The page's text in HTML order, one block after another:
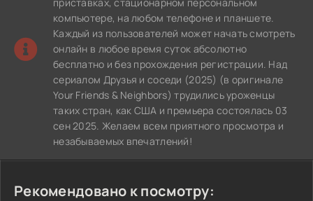
компьютере, на любом телефоне и планшете.
Каждый из пользователей может начать смотреть
онлайн в любое время суток абсолютно
бесплатно и без прохождения регистрации. Над
сериалом Друзья и соседи (2025) (в оригинале
Your Friends & Neighbors) трудились уроженцы
таких стран, как США и премьера состоялась 03
сен 2025. Желаем всем приятного просмотра и
незабываемых впечатлений!
Рекомендовано к посмотру: